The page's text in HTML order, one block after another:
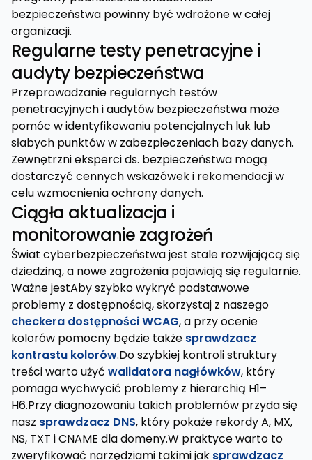
bezpieczeństwa powinny być wdrożone w całej
organizacji.
Regularne testy penetracyjne i
audyty bezpieczeństwa
Przeprowadzanie regularnych testów
penetracyjnych i audytów bezpieczeństwa może
pomóc w identyfikowaniu potencjalnych luk lub
słabych punktów w zabezpieczeniach bazy danych.
Zewnętrzni eksperci ds. bezpieczeństwa mogą
dostarczyć cennych wskazówek i rekomendacji w
celu wzmocnienia ochrony danych.
Ciągła aktualizacja i
monitorowanie zagrożeń
Świat cyberbezpieczeństwa jest stale rozwijającą się
dziedziną, a nowe zagrożenia pojawiają się regularnie.
Ważne jestAby szybko wykryć podstawowe
problemy z dostępnością, skorzystaj z naszego
checkera dostępności WCAG, a przy ocenie
kolorów pomocny będzie także sprawdzacz
kontrastu kolorów.Do szybkiej kontroli struktury
treści warto użyć walidatora nagłówków, który
pomaga wychwycić problemy z hierarchią H1–
H6.Przy diagnozowaniu takich problemów przyda się
nasz sprawdzacz DNS, który pokaże rekordy A, MX,
NS, TXT i CNAME dla domeny.W praktyce warto to
zweryfikować narzędziami takimi jak sprawdzacz